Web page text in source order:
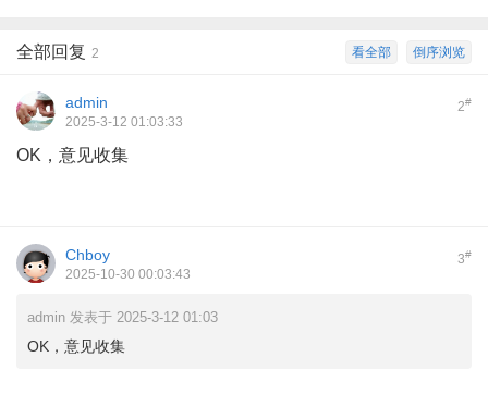
倒序浏览
看全部
全部回复 2
2#
admin
2025-3-12 01:03:33
OK，意见收集
3#
Chboy
2025-10-30 00:03:43
admin 发表于 2025-3-12 01:03
OK，意见收集